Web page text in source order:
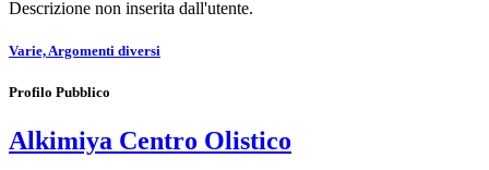
Descrizione non inserita dall'utente.
Varie, Argomenti diversi
Profilo Pubblico
Alkimiya Centro Olistico